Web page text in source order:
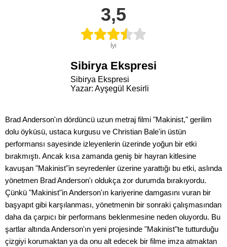
3,5
İyi
Sibirya Ekspresi
Sibirya Ekspresi
Yazar: Ayşegül Kesirli
Brad Anderson'ın dördüncü uzun metraj filmi "Makinist," gerilim
dolu öyküsü, ustaca kurgusu ve Christian Bale'in üstün
performansı sayesinde izleyenlerin üzerinde yoğun bir etki
bırakmıştı. Ancak kısa zamanda geniş bir hayran kitlesine
kavuşan "Makinist"in seyredenler üzerine yarattığı bu etki, aslında
yönetmen Brad Anderson'ı oldukça zor durumda bırakıyordu.
Çünkü "Makinist"in Anderson'ın kariyerine damgasını vuran bir
başyapıt gibi karşılanması, yönetmenin bir sonraki çalışmasından
daha da çarpıcı bir performans beklenmesine neden oluyordu. Bu
şartlar altında Anderson'ın yeni projesinde "Makinist"te tutturduğu
çizgiyi korumaktan ya da onu alt edecek bir filme imza atmaktan